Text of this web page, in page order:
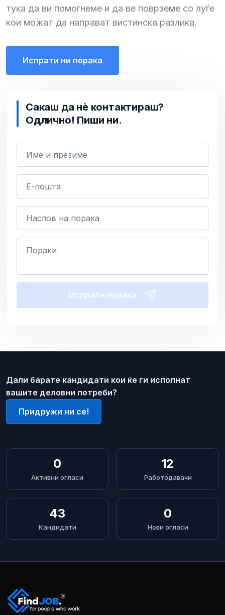
тука да ви помогнеме и да ве поврземе со луѓе
кои можат да направат вистинска разлика.
Испрати ни порака
Сакаш да нѐ контактираш?
Одлично! Пиши ни.
Испрати порака
Дали барате кандидати кои ќе ги исполнат
вашите деловни потреби?
Придружи ни се!
0
Активни огласи
12
Работодавачи
43
Кандидати
0
Нови огласи